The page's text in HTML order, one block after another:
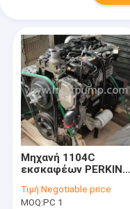
Μηχανή 1104C
εκσκαφέων PERKINS
εκσκαφέα Perkins
Τιμή:Negotiable price
MOQ:PC 1